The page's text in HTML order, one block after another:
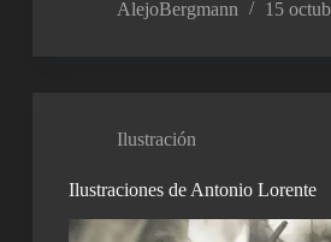
AlejoBergmann 15
Ilustración
Ilustraciones de Antonio Lorente